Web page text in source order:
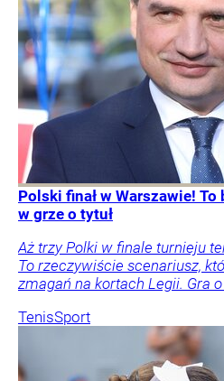
Polski finał w Warszawie!
w grze o tytuł
Aż trzy Polki w finale turnieju
To rzeczywiście scenariusz,
zmagań na kortach Legii. Gra
TenisSport